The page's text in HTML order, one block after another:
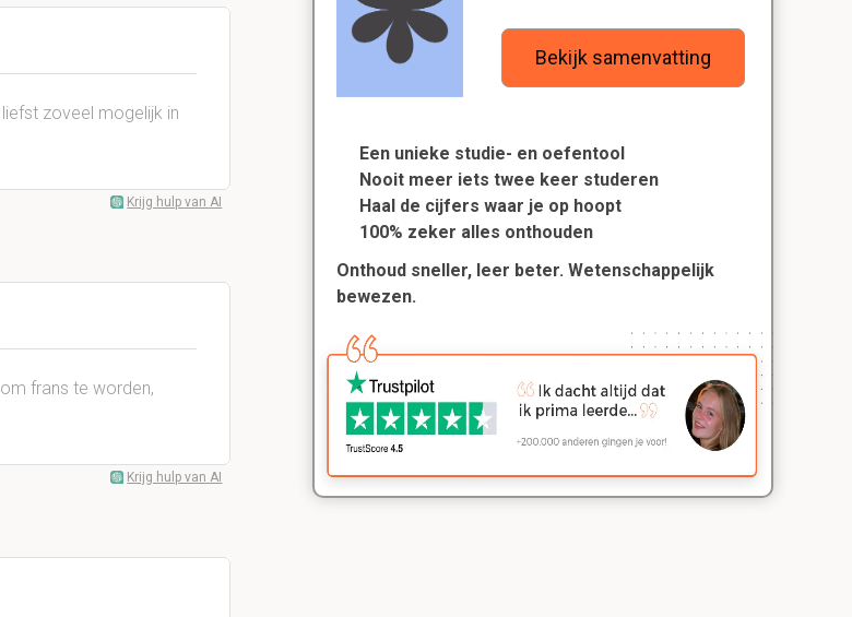
zoveel mogelijk in
Krijg hulp van AI
frans te worden,
Krijg hulp van AI
Bekijk samenvatting
Een unieke studie- en oefentool
Nooit meer iets twee keer studeren
Haal de cijfers waar je op hoopt
100% zeker alles onthouden
Onthoud sneller, leer beter. Wetenschappelijk
bewezen.